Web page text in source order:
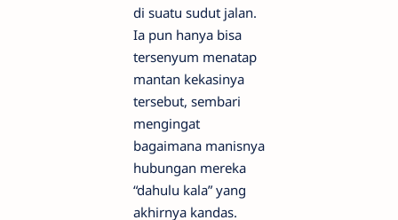
di suatu sudut jalan.
Ia pun hanya bisa
tersenyum menatap
mantan kekasinya
tersebut, sembari
mengingat
bagaimana manisnya
hubungan mereka
“dahulu kala” yang
akhirnya kandas.